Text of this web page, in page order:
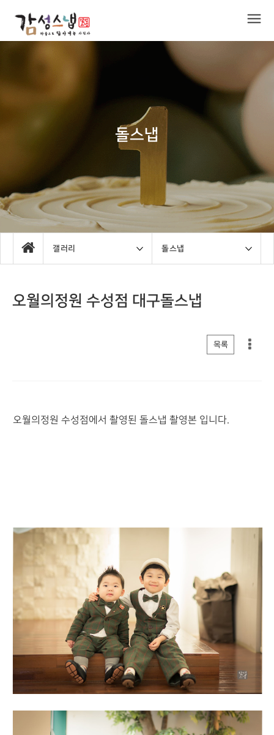
돌스냅
갤러리 돌스냅
오월의정원 수성점 대구돌스냅
목록
오월의정원 수성점에서 촬영된 돌스냅 촬영본 입니다.